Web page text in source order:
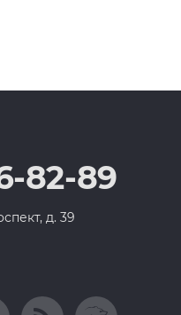
82-89
д. 39